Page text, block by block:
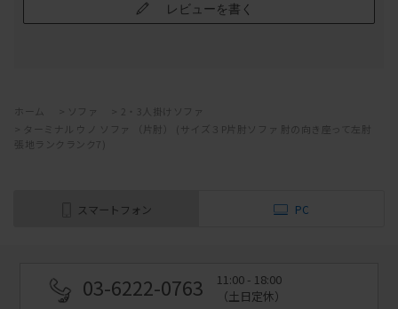
レビューを書く
ホーム ソファ
2・3人掛けソファ
ターミナル ウノ ソファ （片肘） (サイズ３P片肘ソファ 肘の向き座って左肘
張地ランクランク7)
スマートフォン PC
03-6222-0763
11:00 - 18:00
（土日定休）